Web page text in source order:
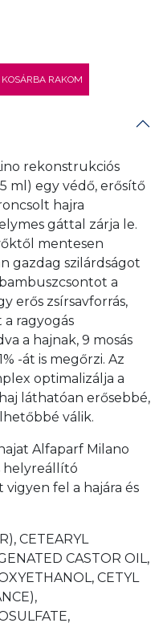
KOSÁRBA RAKOM
rekonstrukciós
ml) egy védő, erősítő
hajra
gáttal zárja le.
mentesen
gazdag szilárdságot
a
erős zsírsavforrás,
a ragyogás
a hajnak, 9 mosás
-át is megőrzi. Az
optimalizálja a
láthatóan erősebbé,
válik.
Alfaparf Milano
helyreállító
vigyen fel a hajára és
CETEARYL
CASTOR OIL,
CETYL